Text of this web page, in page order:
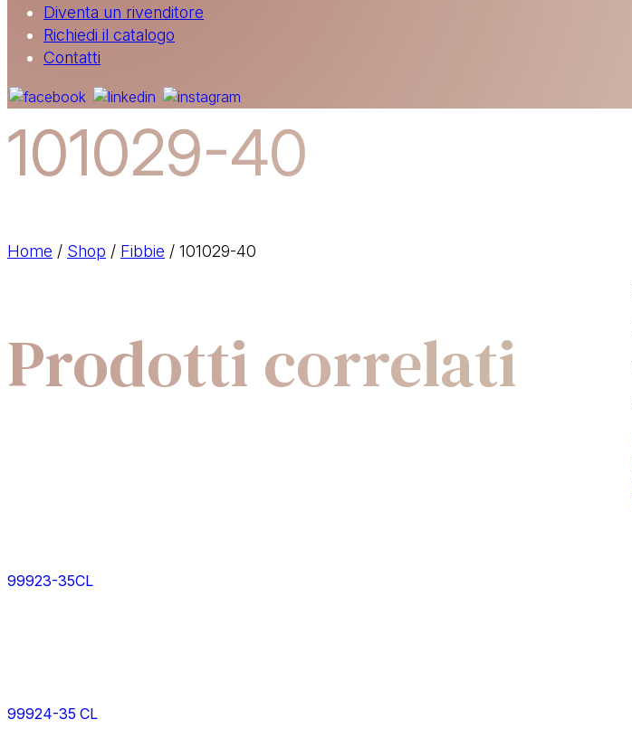
Diventa un rivenditore
Richiedi il catalogo
Contatti
101029-40
Home / Shop / Fibbie / 101029-40
Prodotti correlati
99923-35CL
99924-35 CL